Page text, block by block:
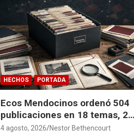
HECHOS PORTADA
Ecos Mendocinos ordenó 504
publicaciones en 18 temas, 27
sagas y 14 índices para
4 agosto, 2026 Nestor Bethencourt